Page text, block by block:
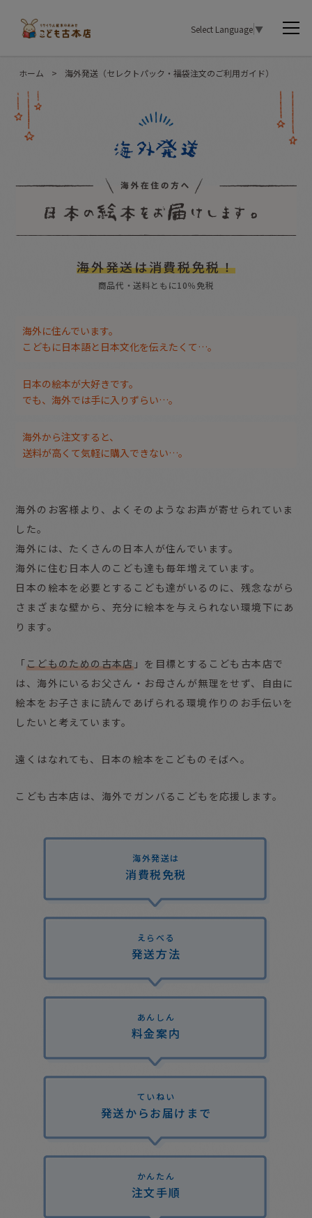
Select Language▼
ホーム > 海外発送（セレクトパック・福袋注文のご利用ガイド）
海外発送は消費税免税！
商品代・送料ともに10％免税
海外に住んでいます。
こどもに日本語と日本文化を伝えたくて…。
日本の絵本が大好きです。
でも、海外では手に入りずらい…。
海外から注文すると、
送料が高くて気軽に購入できない…。
海外のお客様より、よくそのようなお声が寄せられていま
した。
海外には、たくさんの日本人が住んでいます。
海外に住む日本人のこども達も毎年増えています。
日本の絵本を必要とするこども達がいるのに、残念ながら
さまざまな壁から、 充分に絵本を与えられない環境下にあ
ります。
「こどものための古本店」を目標とするこども古本店で
は、海外にいるお父さん・お母さんが無理をせず、
自由に
絵本をお子さまに読んであげられる環境作りのお手伝いを
したいと考えています。
遠くはなれても、日本の絵本をこどものそばへ。
こども古本店は、海外でガンバるこどもを応援します。
海外発送は
消費税免税
えらべる
発送方法
あんしん
料金案内
ていねい
発送からお届けまで
かんたん
注文手順